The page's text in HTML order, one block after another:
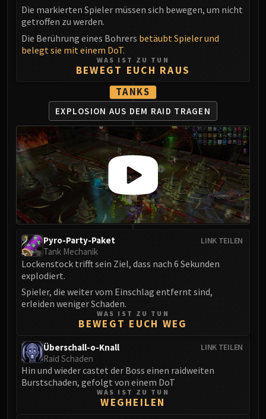
Die markierten Spieler müssen sich bewegen, um nicht
getroffen zu werden.
Die Berührung eines Bohrers betäubt Spieler und
belegt sie mit einem DoT.
WAS IST ZU TUN
BEWEGT EUCH RAUS
TANKS
EXPLOSION AUS DEM RAID TRAGEN
LINK TEILEN
Pyro-Party-Paket
Tank Mechanik
Lockenstock trifft sein Ziel, dass nach 6 Sekunden
explodiert.
Spieler, die weiter vom Einschlag entfernt sind,
erleiden weniger Schaden.
WAS IST ZU TUN
BEWEGT EUCH WEG
LINK TEILEN
Überschall-o-Knall
Raid Schaden
Hin und wieder castet der Boss einen raidweiten
Burstschaden, gefolgt von einem DoT
WAS IST ZU TUN
WEGHEILEN